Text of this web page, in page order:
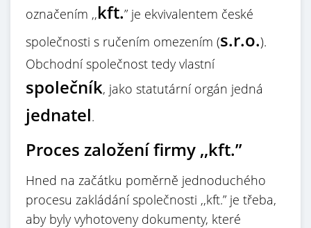
označením ,,kft.” je ekvivalentem české
společnosti s ručením omezením (s.r.o.).
Obchodní společnost tedy vlastní
společník, jako statutární orgán jedná
jednatel.
Proces založení firmy ,,kft.”
Hned na začátku poměrně jednoduchého
procesu zakládání společnosti ,,kft.” je třeba,
aby byly vyhotoveny dokumenty, které